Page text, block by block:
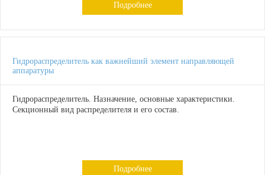
Подробнее
Гидрораспределитель как важнейший элемент направляющей
аппаратуры
Гидрораспределитель. Назначение, основные характеристики.
Секционный вид распределителя и его состав.
Подробнее